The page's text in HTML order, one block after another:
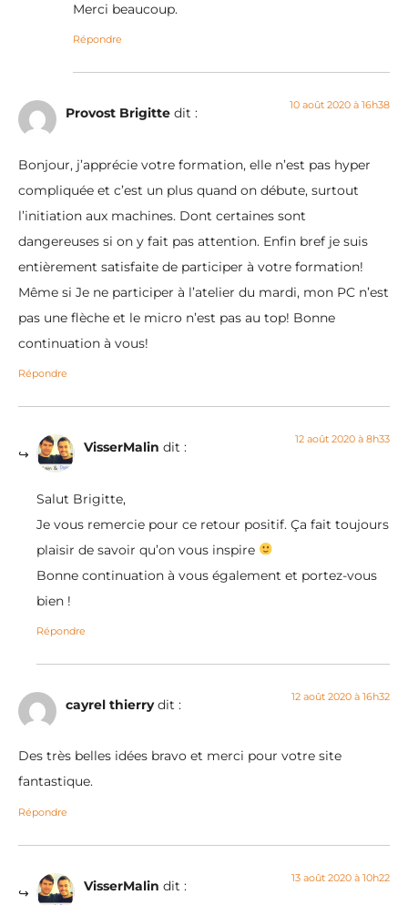
Merci beaucoup.
Répondre
Provost Brigitte dit : 10 août 2020 à 16h38
Bonjour, j’apprécie votre formation, elle n’est pas hyper
compliquée et c’est un plus quand on débute, surtout
l’initiation aux machines. Dont certaines sont
dangereuses si on y fait pas attention. Enfin bref je suis
entièrement satisfaite de participer à votre formation!
Même si Je ne participer à l’atelier du mardi, mon PC n’est
pas une flèche et le micro n’est pas au top! Bonne
continuation à vous!
Répondre
VisserMalin dit : 12 août 2020 à 8h33
Salut Brigitte,
Je vous remercie pour ce retour positif. Ça fait toujours
plaisir de savoir qu’on vous inspire
Bonne continuation à vous également et portez-vous
bien !
Répondre
cayrel thierry dit : 12 août 2020 à 16h32
Des très belles idées bravo et merci pour votre site
fantastique.
Répondre
VisserMalin dit : 13 août 2020 à 10h22